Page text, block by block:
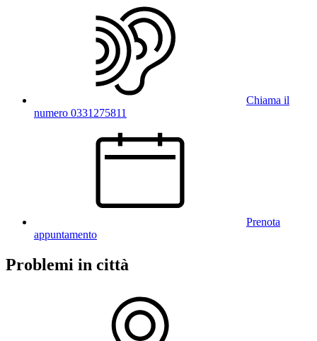
Chiama il
numero 0331275811
Prenota
appuntamento
Problemi in città